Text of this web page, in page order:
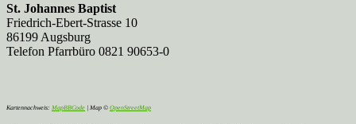
St. Johannes Baptist
Friedrich-Ebert-Strasse 10
86199 Augsburg
Telefon Pfarrbüro 0821 90653-0
Kartennachweis: MapBBCode | Map © OpenStreetMap